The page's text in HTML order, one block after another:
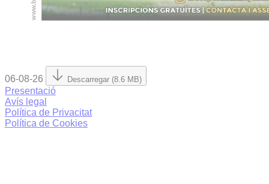
06-08-26 Descarregar (8.6 MB)
Presentació
Avís legal
Política de Privacitat
Política de Cookies